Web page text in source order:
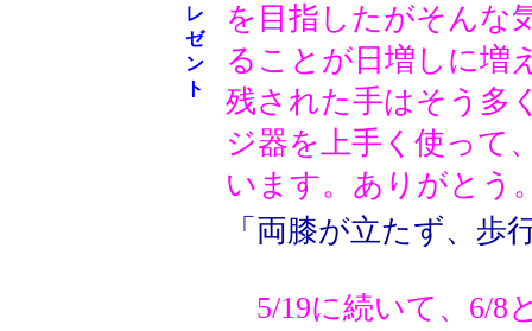
レ
ゼ
ン
ト
を目指したがそんな
ることが日増しに増
残された手はそう多
ジ器を上手く使って
います。ありがとう
「両膝が立たず、歩
5/19に続いて、6/8